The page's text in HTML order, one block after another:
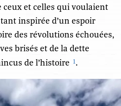
ceux et celles qui voulaient
inspirée d’un espoir
des révolutions échouées,
brisés et de la dette
de l’histoire 1.